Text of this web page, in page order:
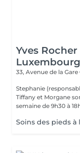
Yves Rocher
33, Avenue de la Gare
Stephanie
Tiffany et Morgane
semaine de 9h30 à
Soins des pieds à